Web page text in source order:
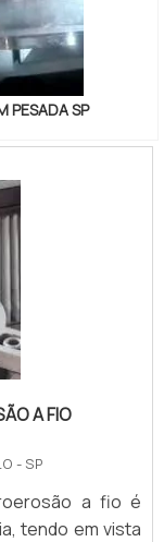
PESADA SP
A FIO
- SP
a fio é
tendo em vista